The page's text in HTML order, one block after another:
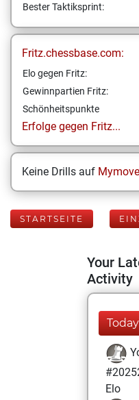
Bester Taktiksprint:
Fritz.chessbase.com:
Elo gegen Fritz:
Gewinnpartien Fritz:
Schönheitspunkte
Erfolge gegen Fritz...
Keine Drills auf
STARTSEITE
Your
Activity
Today
Elo